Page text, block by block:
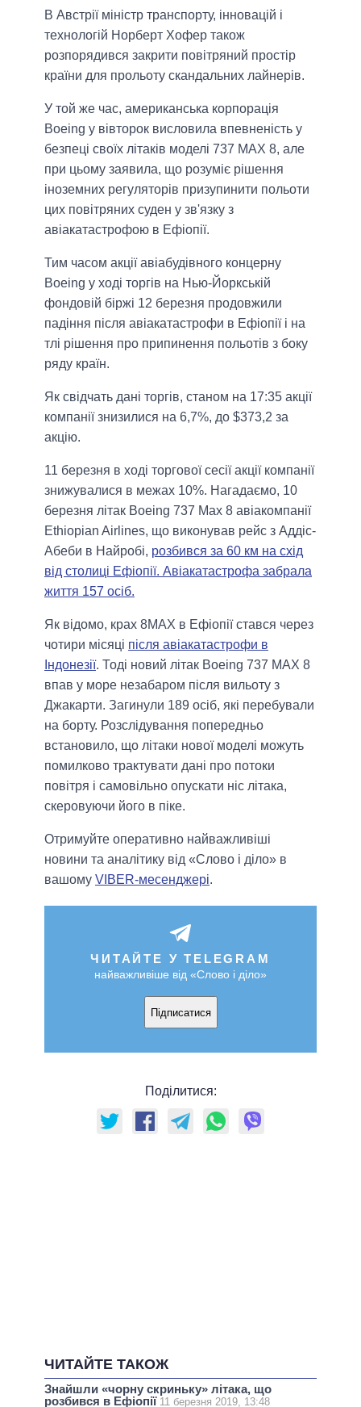
В Австрії міністр транспорту, інновацій і
технологій Норберт Хофер також
розпорядився закрити повітряний простір
країни для прольоту скандальних лайнерів.
У той же час, американська корпорація
Boeing у вівторок висловила впевненість у
безпеці своїх літаків моделі 737 MAX 8, але
при цьому заявила, що розуміє рішення
іноземних регуляторів призупинити польоти
цих повітряних суден у зв'язку з
авіакатастрофою в Ефіопії.
Тим часом акції авіабудівного концерну
Boeing у ході торгів на Нью-Йоркській
фондовій біржі 12 березня продовжили
падіння після авіакатастрофи в Ефіопії і на
тлі рішення про припинення польотів з боку
ряду країн.
Як свідчать дані торгів, станом на 17:35 акції
компанії знизилися на 6,7%, до $373,2 за
акцію.
11 березня в ході торгової сесії акції компанії
знижувалися в межах 10%. Нагадаємо, 10
березня літак Boeing 737 Max 8 авіакомпанії
Ethiopian Airlines, що виконував рейс з Аддіс-
Абеби в Найробі, розбився за 60 км на схід
від столиці Ефіопії. Авіакатастрофа забрала
життя 157 осіб.
Як відомо, крах 8МАХ в Ефіопії стався через
чотири місяці після авіакатастрофи в
Індонезії. Тоді новий літак Boeing 737 MAX 8
впав у море незабаром після вильоту з
Джакарти. Загинули 189 осіб, які перебували
на борту. Розслідування попередньо
встановило, що літаки нової моделі можуть
помилково трактувати дані про потоки
повітря і самовільно опускати ніс літака,
скеровуючи його в піке.
Отримуйте оперативно найважливіші
новини та аналітику від «Слово і діло» в
вашому VIBER-месенджері.
ЧИТАЙТЕ У TELEGRAM
найважливіше від «Слово і діло»
Підписатися
Поділитися:
ЧИТАЙТЕ ТАКОЖ
Знайшли «чорну скриньку» літака, що
розбився в Ефіопії 11 березня 2019, 13:48